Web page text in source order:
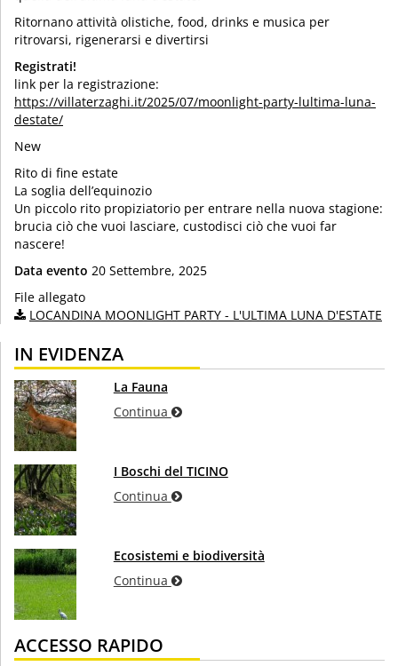
Ritornano attività olistiche, food, drinks e musica per
ritrovarsi, rigenerarsi e divertirsi
Registrati!
link per la registrazione:
https://villaterzaghi.it/2025/07/moonlight-party-lultima-luna-
destate/
New
Rito di fine estate
La soglia dell’equinozio
Un piccolo rito propiziatorio per entrare nella nuova stagione:
brucia ciò che vuoi lasciare, custodisci ciò che vuoi far
nascere!
Data evento 20 Settembre, 2025
File allegato
LOCANDINA MOONLIGHT PARTY - L'ULTIMA LUNA D'ESTATE
IN EVIDENZA
La Fauna
Continua
I Boschi del TICINO
Continua
Ecosistemi e biodiversità
Continua
ACCESSO RAPIDO